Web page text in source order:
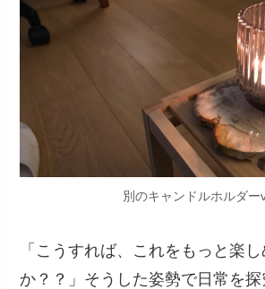
別のキャンドルホルダー
「こうすれば、これをもっと楽
か？？」そうした姿勢で日常を